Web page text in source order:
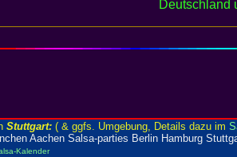
Deutschland